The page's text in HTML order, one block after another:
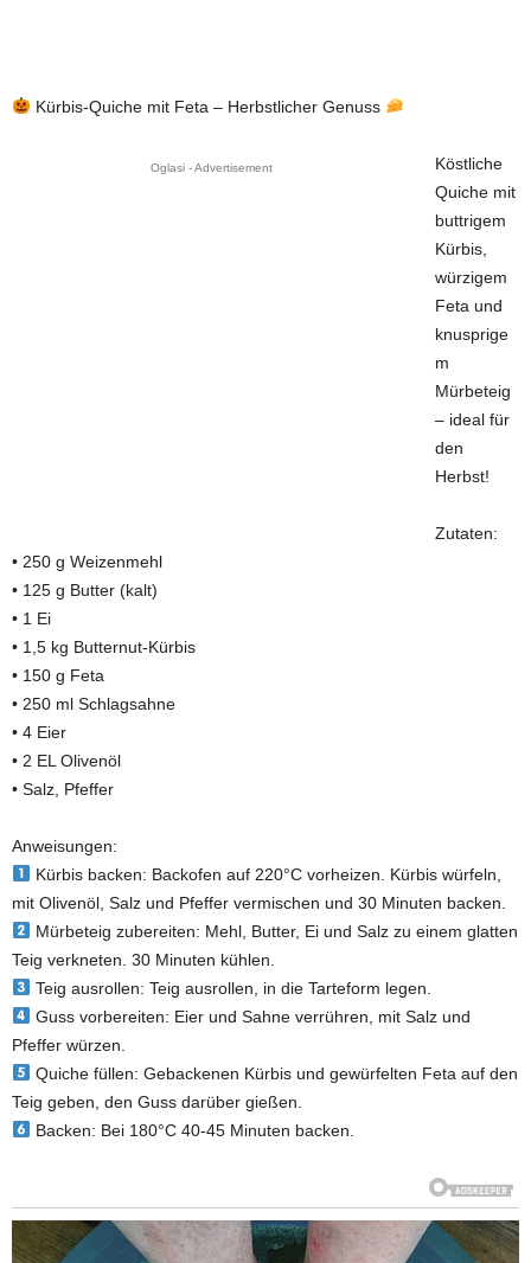
Kürbis-Quiche mit Feta – Herbstlicher Genuss
Oglasi - Advertisement
Köstliche
Quiche mit
buttrigem
Kürbis,
würzigem
Feta und
knusprige
m
Mürbeteig
– ideal für
den
Herbst!
Zutaten:
• 250 g Weizenmehl
• 125 g Butter (kalt)
• 1 Ei
• 1,5 kg Butternut-Kürbis
• 150 g Feta
• 250 ml Schlagsahne
• 4 Eier
• 2 EL Olivenöl
• Salz, Pfeffer
Anweisungen:
Kürbis backen: Backofen auf 220°C vorheizen. Kürbis würfeln,
mit Olivenöl, Salz und Pfeffer vermischen und 30 Minuten backen.
Mürbeteig zubereiten: Mehl, Butter, Ei und Salz zu einem glatten
Teig verkneten. 30 Minuten kühlen.
Teig ausrollen: Teig ausrollen, in die Tarteform legen.
Guss vorbereiten: Eier und Sahne verrühren, mit Salz und
Pfeffer würzen.
Quiche füllen: Gebackenen Kürbis und gewürfelten Feta auf den
Teig geben, den Guss darüber gießen.
Backen: Bei 180°C 40-45 Minuten backen.